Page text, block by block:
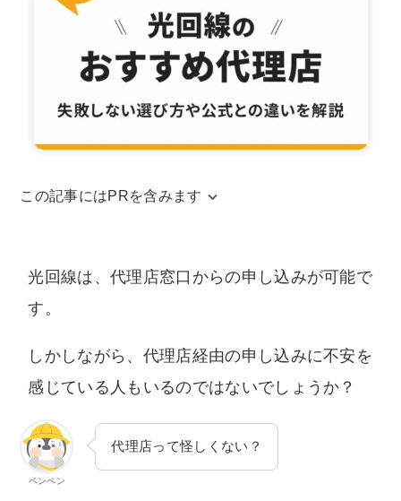
この記事にはPRを含みます
トを運営するための費用に充てられています。
また、コンテンツの内容やランキング比較結果
だける情報を提供します。
光回線は、代理店窓口からの申し込みが可能で
す。
しかしながら、代理店経由の申し込みに不安を
感じている人もいるのではないでしょうか？
ペンペン
代理店って怪しくない？